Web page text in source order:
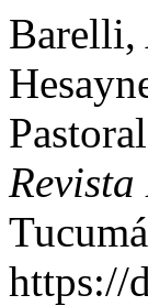
Barelli,
https://